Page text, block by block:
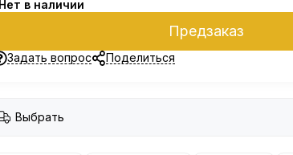
Нет в наличии
Предзаказ
Задать вопрос Поделиться
Выбрать